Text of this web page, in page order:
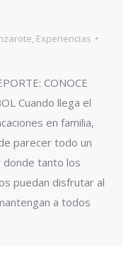
Experiencias
CONOCE
Cuando llega el
en familia,
parecer todo un
donde tanto los
puedan disfrutar al
a todos